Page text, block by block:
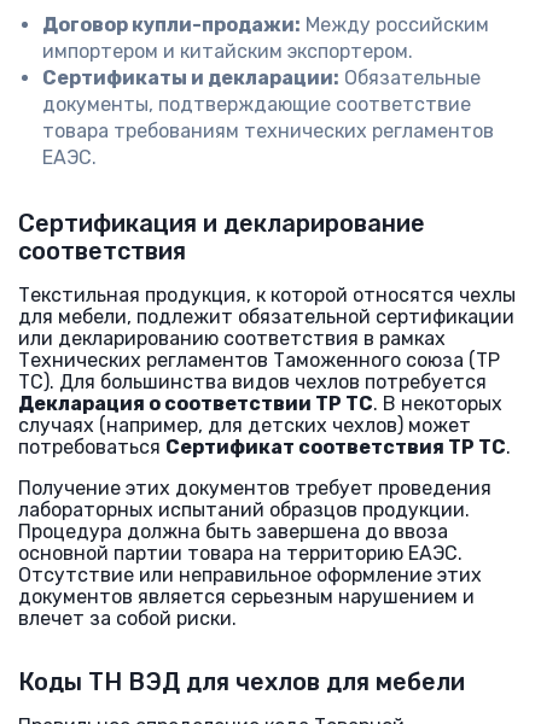
Договор купли-продажи: Между российским
импортером и китайским экспортером.
Сертификаты и декларации: Обязательные
документы, подтверждающие соответствие
товара требованиям технических регламентов
ЕАЭС.
Сертификация и декларирование
соответствия
Текстильная продукция, к которой относятся чехлы
для мебели, подлежит обязательной сертификации
или декларированию соответствия в рамках
Технических регламентов Таможенного союза (ТР
ТС). Для большинства видов чехлов потребуется
Декларация о соответствии ТР ТС. В некоторых
случаях (например, для детских чехлов) может
потребоваться Сертификат соответствия ТР ТС.
Получение этих документов требует проведения
лабораторных испытаний образцов продукции.
Процедура должна быть завершена до ввоза
основной партии товара на территорию ЕАЭС.
Отсутствие или неправильное оформление этих
документов является серьезным нарушением и
влечет за собой риски.
Коды ТН ВЭД для чехлов для мебели